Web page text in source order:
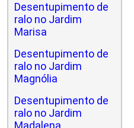
Desentupimento de
ralo no Jardim
Marisa
Desentupimento de
ralo no Jardim
Magnólia
Desentupimento de
ralo no Jardim
Madalena